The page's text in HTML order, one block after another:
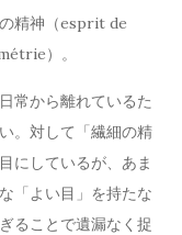
精神（esprit de
）。
常から離れているた
。対して「繊細の精
にしているが、あま
「よい目」を持たな
ることで遺漏なく捉